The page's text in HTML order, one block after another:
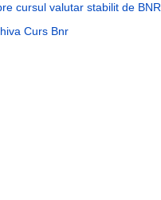
cursul valutar stabilit de BNR
Curs Bnr